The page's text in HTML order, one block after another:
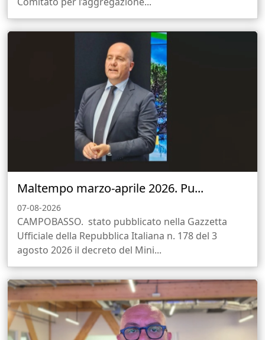
Maltempo marzo-aprile 2026. Pu...
07-08-2026
CAMPOBASSO. stato pubblicato nella Gazzetta
Ufficiale della Repubblica Italiana n. 178 del 3
agosto 2026 il decreto del Mini...